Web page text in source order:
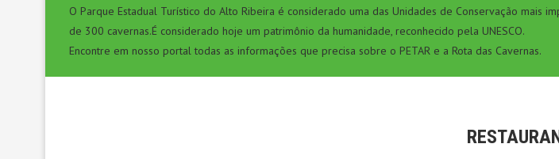
O Parque Estadual Turístico do Alto Ribeira é considerado uma das Unidades de Conservação mais
de 300 cavernas.É considerado hoje um patrimônio da humanidade, reconhecido pela UNESCO.
Encontre em nosso portal todas as informações que precisa sobre o PETAR e a Rota das Cavernas.